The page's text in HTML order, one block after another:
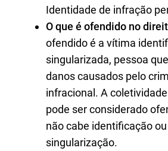
Identidade de infração
O que é ofendido no
ofendido é a vítima
singularizada, pessoa
danos causados pelo
infracional. A
pode ser considerado
não cabe identificação ou
singularização.